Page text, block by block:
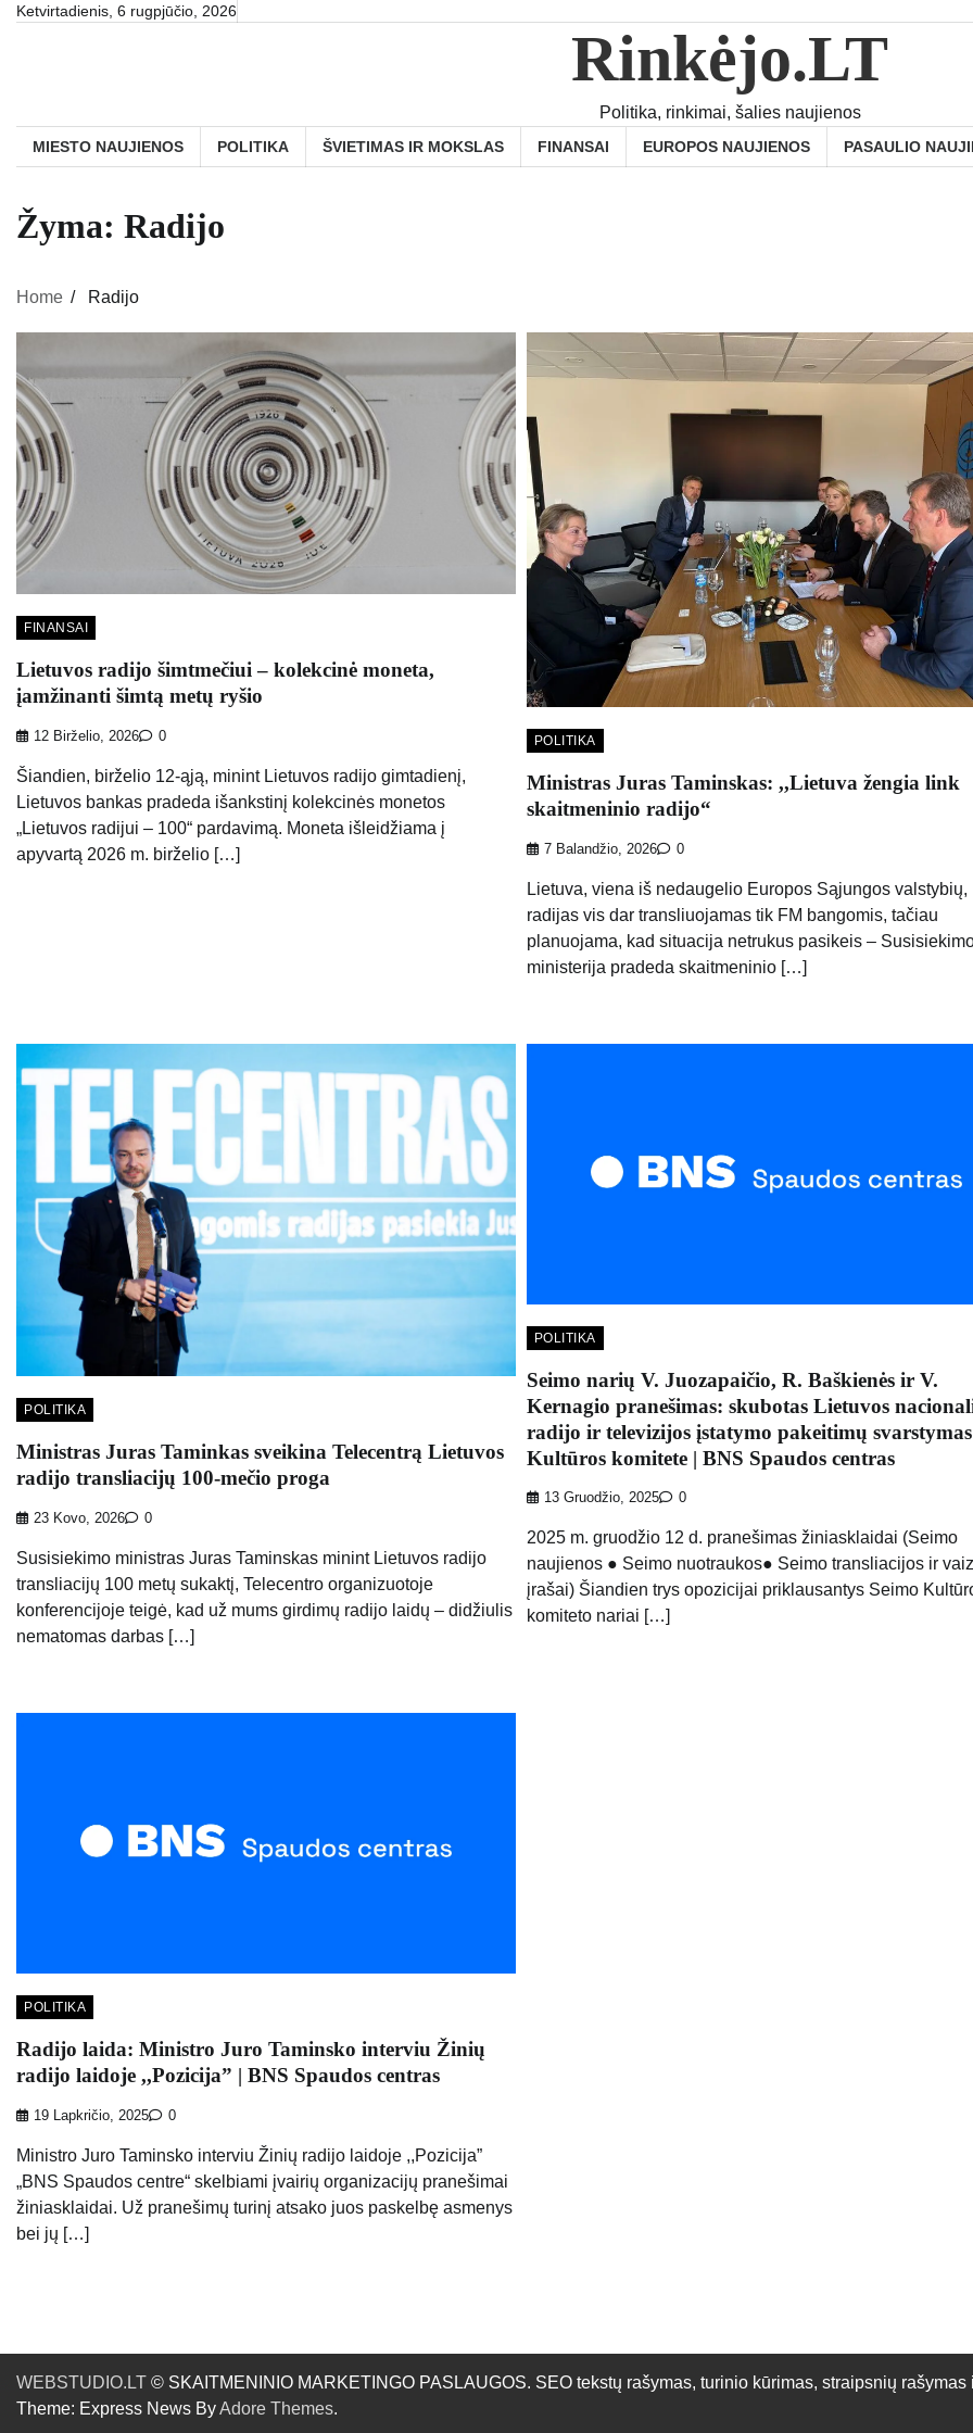
SkipKetvirtadienis, 6 rugpjūčio, 2026
Rinkėjo.LT
Politika, rinkimai, šalies naujienos
MIESTO NAUJIENOS POLITIKA ŠVIETIMAS IR MOKSLAS FINANSAI EUROPOS NAUJIENOS PASAULIO
Žyma: Radijo
Home Radijo
FINANSAI
Lietuvos radijo šimtmečiui – kolekcinė moneta,
įamžinanti šimtą metų ryšio
12 Birželio, 2026 0
Šiandien, birželio 12-ąją, minint Lietuvos radijo gimtadienį,
Lietuvos bankas pradeda išankstinį kolekcinės monetos
„Lietuvos radijui – 100“ pardavimą. Moneta išleidžiama į
apyvartą 2026 m. birželio […]
POLITIKA
Ministras Juras Taminskas: ,,Lietuva žengia link
skaitmeninio radijo“
7 Balandžio, 2026 0
Lietuva, viena iš nedaugelio Europos Sąjungos valstybių,
radijas vis dar transliuojamas tik FM bangomis, tačiau
planuojama, kad situacija netrukus pasikeis –
ministerija pradeda skaitmeninio […]
POLITIKA
Ministras Juras Taminkas sveikina Telecentrą Lietuvos
radijo transliacijų 100-mečio proga
23 Kovo, 2026 0
Susisiekimo ministras Juras Taminskas minint Lietuvos radijo
transliacijų 100 metų sukaktį, Telecentro organizuotoje
konferencijoje teigė, kad už mums girdimų radijo laidų – didžiulis
nematomas darbas […]
POLITIKA
Seimo narių V. Juozapaičio, R. Baškienės ir V.
Kernagio pranešimas: skubotas Lietuvos
radijo ir televizijos įstatymo pakeitimų svarstymas
Kultūros komitete | BNS Spaudos centras
13 Gruodžio, 2025 0
2025 m. gruodžio 12 d. pranešimas žiniasklaidai (Seimo
naujienos ● Seimo nuotraukos● Seimo transliacijos ir
įrašai) Šiandien trys opozicijai priklausantys Seimo
komiteto nariai […]
POLITIKA
Radijo laida: Ministro Juro Taminsko interviu Žinių
radijo laidoje ,,Pozicija” | BNS Spaudos centras
19 Lapkričio, 2025 0
Ministro Juro Taminsko interviu Žinių radijo laidoje ,,Pozicija”
„BNS Spaudos centre“ skelbiami įvairių organizacijų pranešimai
žiniasklaidai. Už pranešimų turinį atsako juos paskelbę asmenys
bei jų […]
WEBSTUDIO.LT © SKAITMENINIO MARKETINGO PASLAUGOS. SEO tekstų rašymas, turinio kūrimas, straipsnių
Theme: Express News ByAdore Themes.